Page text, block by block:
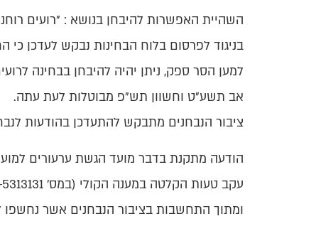
השהיית האפשרות להיבחן בנושא : "רועים
בניגוד לפרסום בלוח הבחינות נבקש לעדכן
למען הסר ספק, ניתן יהיה להיבחן בבחינה
אב תשע"ט וחשוון תש"פ מבוטלות לעת עתה.
ציבור הנבחנים מתבקש להתעדכן בהודעות
הודעה מתקנת בדבר מועד הגשת ערעורים
עקב טעות הקלטה במענה הקולי (במס' 02-5313131 שלוחה 6), בעניין זמני הגשת ערעורים למועדים ניסן תשע"ו ועד למועד ניסן תשע"ח,
ומתוך התחשבות בציבור הנבחנים אשר נחשפו